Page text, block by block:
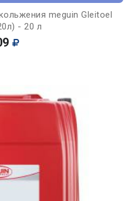
meguin Gleitoel
- 20 л